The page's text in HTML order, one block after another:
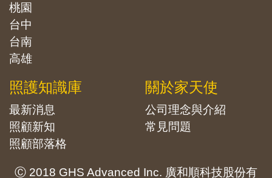
桃園
台中
台南
高雄
照護知識庫
最新消息
照顧新知
照顧部落格
關於家天使
公司理念與介紹
常見問題
Ⓒ 2018 GHS Advanced Inc. 廣和順科技股份有